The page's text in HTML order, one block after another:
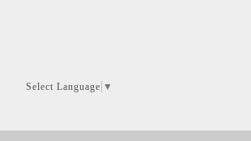
Select Language ▼